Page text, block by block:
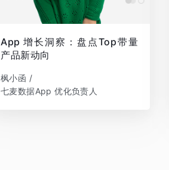
App 增长洞察：盘点Top带量
产品新动向
枫小函 /
七麦数据App 优化负责人